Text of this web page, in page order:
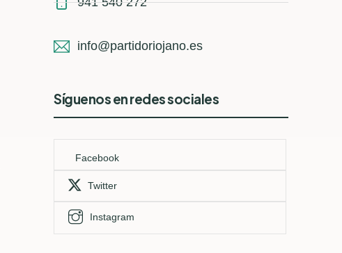
info@partidoriojano.es
Síguenos en redes sociales
Facebook
Twitter
Instagram